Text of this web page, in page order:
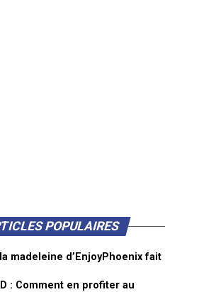
POPULAIRES
madeleine d’EnjoyPhoenix fait
: Comment en profiter au